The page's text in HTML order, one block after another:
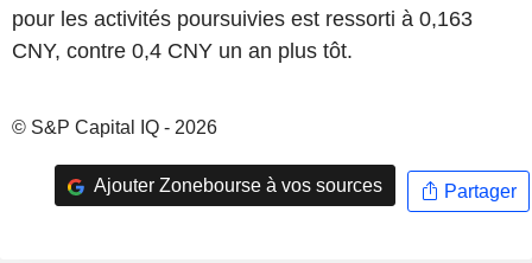
pour les activités poursuivies est ressorti à 0,163
CNY, contre 0,4 CNY un an plus tôt.
© S&P Capital IQ - 2026
Ajouter Zonebourse à vos sources Partager